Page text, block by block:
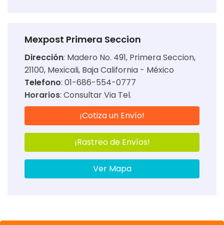
Mexpost Primera Seccion
Dirección: Madero No. 491, Primera Seccion,
21100, Mexicali, Baja California - México
Telefono: 01-686-554-0777
Horarios: Consultar Via Tel.
¡Cotiza un Envío!
¡Rastreo de Envíos!
Ver Mapa